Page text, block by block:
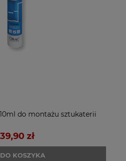
do montażu sztukaterii
39,90 zł
DO KOSZYKA